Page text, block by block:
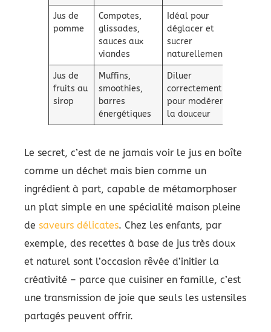
Jus de
pomme
Compotes,
glissades,
sauces aux
viandes
Idéal pour
déglacer et
sucrer
naturellement
Jus de
fruits au
sirop
Muffins,
smoothies,
barres
énergétiques
Diluer
correctement
pour modérer
la douceur
Le secret, c’est de ne jamais voir le jus en boîte
comme un déchet mais bien comme un
ingrédient à part, capable de métamorphoser
un plat simple en une spécialité maison pleine
de saveurs délicates. Chez les enfants, par
exemple, des recettes à base de jus très doux
et naturel sont l’occasion rêvée d’initier la
créativité – parce que cuisiner en famille, c’est
une transmission de joie que seuls les ustensiles
partagés peuvent offrir.